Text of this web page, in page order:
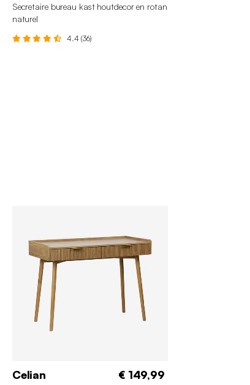
Secretaire bureau kast houtdecor en rotan
naturel
4.4 (36)
Celian € 149,99